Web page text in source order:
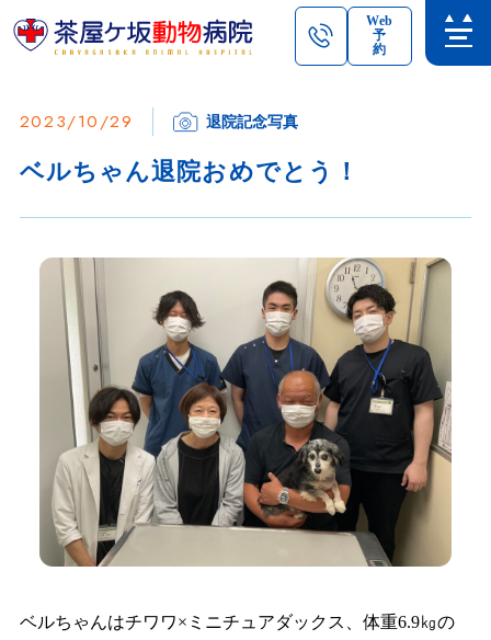
Web
予
約
2023/10/29 退院記念写真
ベルちゃん退院おめでとう！
ベルちゃんはチワワ×ミニチュアダックス、体重6.9㎏の